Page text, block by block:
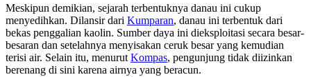
Meskipun demikian, sejarah terbentuknya danau ini cukup
menyedihkan. Dilansir dari Kumparan, danau ini terbentuk dari
bekas penggalian kaolin. Sumber daya ini dieksploitasi secara besar-
besaran dan setelahnya menyisakan ceruk besar yang kemudian
terisi air. Selain itu, menurut Kompas, pengunjung tidak diizinkan
berenang di sini karena airnya yang beracun.